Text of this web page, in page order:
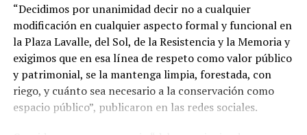
“Decidimos por unanimidad decir no a cualquier
modificación en cualquier aspecto formal y funcional en
la Plaza Lavalle, del Sol, de la Resistencia y la Memoria y
exigimos que en esa línea de respeto como valor público
y patrimonial, se la mantenga limpia, forestada, con
riego, y cuánto sea necesario a la conservación como
espacio público”, publicaron en las redes sociales.